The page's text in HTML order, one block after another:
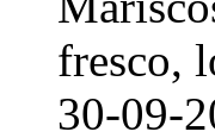
fresco,
30-09-